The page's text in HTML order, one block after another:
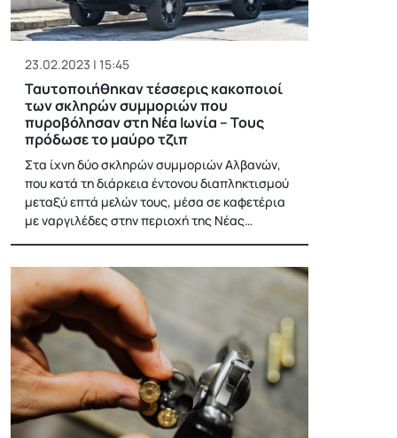
23.02.2023 | 15:45
Ταυτοποιήθηκαν τέσσερις κακοποιοί
των σκληρών συμμοριών που
πυροβόλησαν στη Νέα Ιωνία – Τους
πρόδωσε το μαύρο τζιπ
Στα ίχνη δύο σκληρών συμμοριών Αλβανών,
που κατά τη διάρκεια έντονου διαπληκτισμού
μεταξύ επτά μελών τους, μέσα σε καφετέρια
με ναργιλέδες στην περιοχή της Νέας…